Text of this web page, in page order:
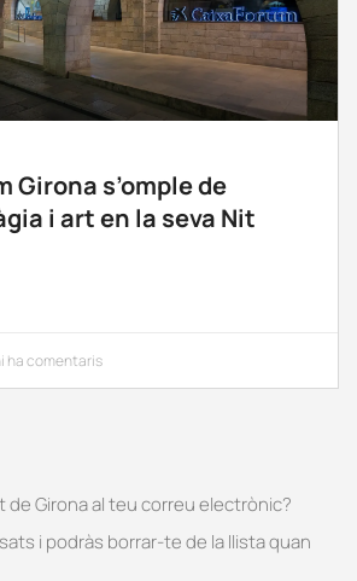
Girona s’omple de
i art en la seva Nit
ha comentaris
de Girona al teu correu electrònic?
i podràs borrar-te de la llista quan